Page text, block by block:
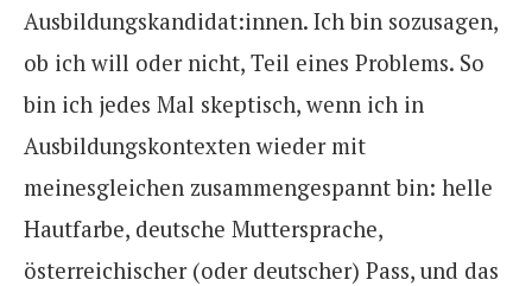
Ausbildungskandidat:innen. Ich bin sozusagen,
ob ich will oder nicht, Teil eines Problems. So
bin ich jedes Mal skeptisch, wenn ich in
Ausbildungskontexten wieder mit
meinesgleichen zusammengespannt bin: helle
Hautfarbe, deutsche Muttersprache,
österreichischer (oder deutscher) Pass, und das